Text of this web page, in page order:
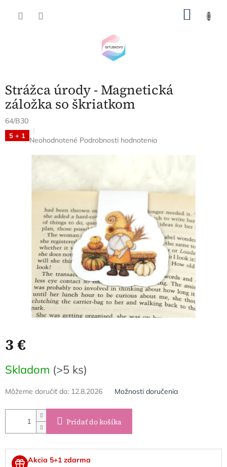
Strážca úrody - Magnetická
záložka so škriatkom
64/B30
5 + 1 Priemerné
produktu
hviezdičiek.
Neohodnotené Podrobnosti hodnotenia
3 €
cena:
Skladom (>5 ks)
Môžeme doručiť do: 12.8.2026 Možnosti doručenia
Pridať do košíka
Akcia 5+1 zdarma